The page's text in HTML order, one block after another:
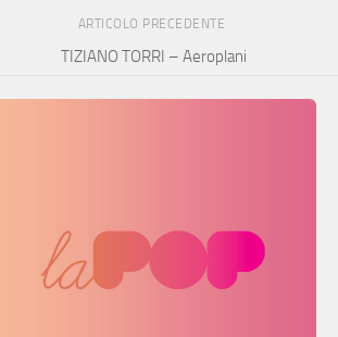
ARTICOLO PRECEDENTE
TIZIANO TORRI – Aeroplani